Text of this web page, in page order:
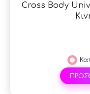
Cross Body